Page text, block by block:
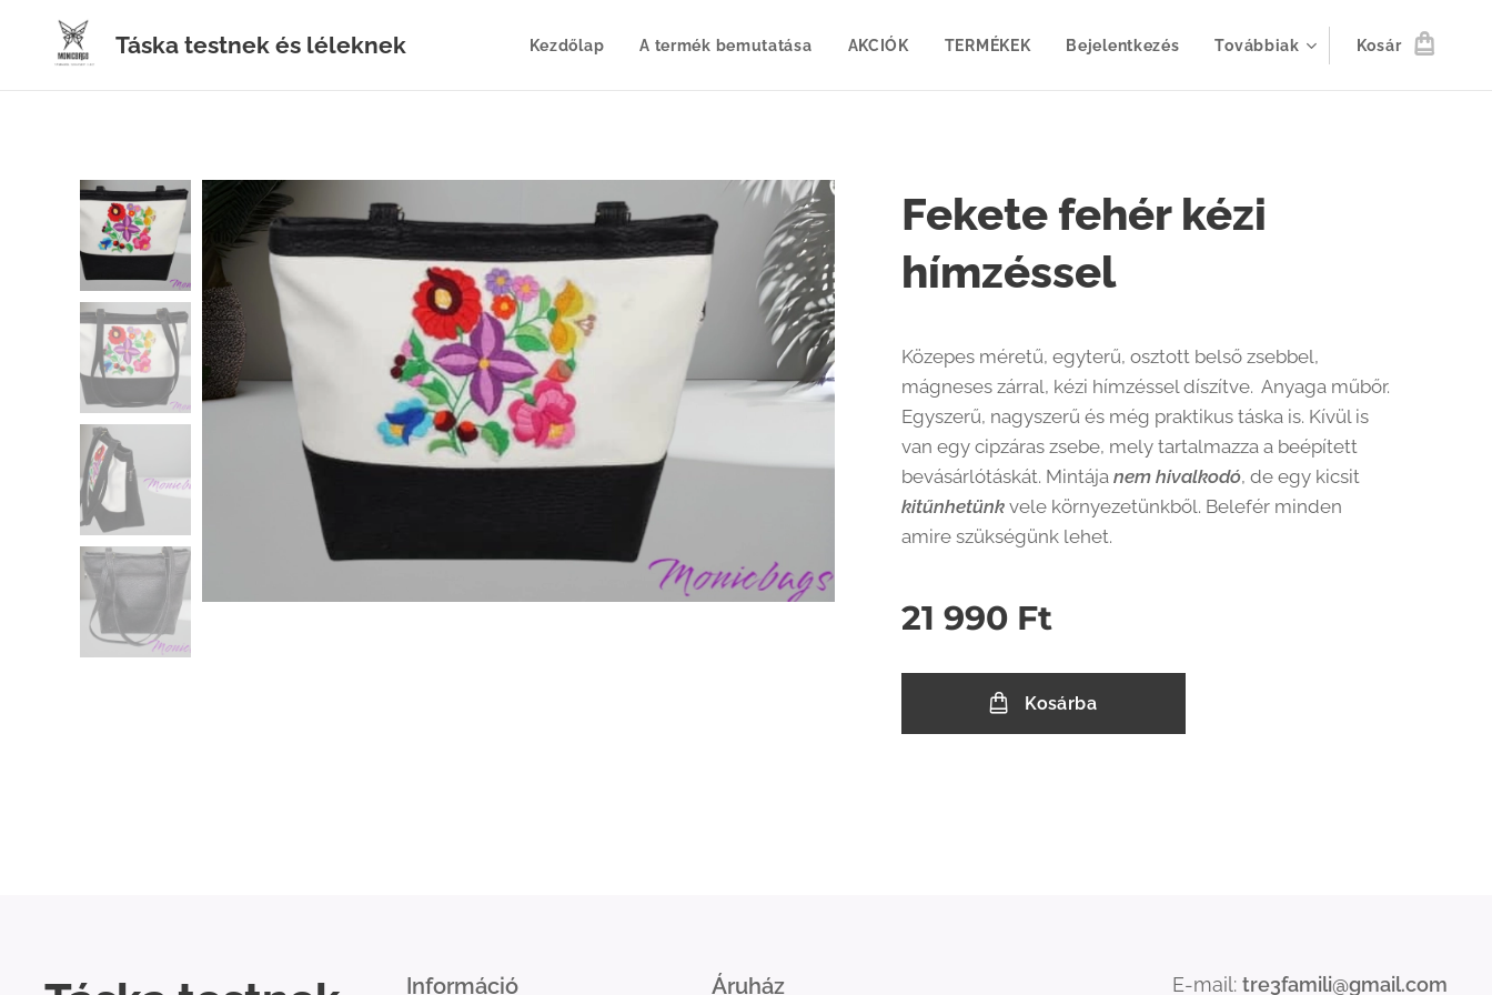
Táska testnek és léleknek Kezdőlap A termék bemutatása AKCIÓK TERMÉKEK Bejelentkezés Továbbiak Kosár
Fekete fehér kézi
hímzéssel
Közepes méretű, egyterű, osztott belső zsebbel,
mágneses zárral, kézi hímzéssel díszítve. Anyaga műbőr.
Egyszerű, nagyszerű és még praktikus táska is. Kívül is
van egy cipzáras zsebe, mely tartalmazza a beépített
bevásárlótáskát. Mintája nem hivalkodó, de egy kicsit
kitűnhetünk vele környezetünkből. Belefér minden
amire szükségünk lehet.
21 990 Ft
Kosárba
Információ Áruház E-mail: tre3famili@gmail.com